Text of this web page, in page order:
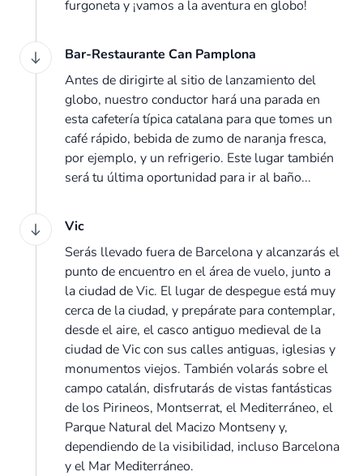
furgoneta y ¡vamos a la aventura en globo!
Bar-Restaurante Can Pamplona
Antes de dirigirte al sitio de lanzamiento del
globo, nuestro conductor hará una parada en
esta cafetería típica catalana para que tomes un
café rápido, bebida de zumo de naranja fresca,
por ejemplo, y un refrigerio. Este lugar también
será tu última oportunidad para ir al baño...
Vic
Serás llevado fuera de Barcelona y alcanzarás el
punto de encuentro en el área de vuelo, junto a
la ciudad de Vic. El lugar de despegue está muy
cerca de la ciudad, y prepárate para contemplar,
desde el aire, el casco antiguo medieval de la
ciudad de Vic con sus calles antiguas, iglesias y
monumentos viejos. También volarás sobre el
campo catalán, disfrutarás de vistas fantásticas
de los Pirineos, Montserrat, el Mediterráneo, el
Parque Natural del Macizo Montseny y,
dependiendo de la visibilidad, incluso Barcelona
y el Mar Mediterráneo.